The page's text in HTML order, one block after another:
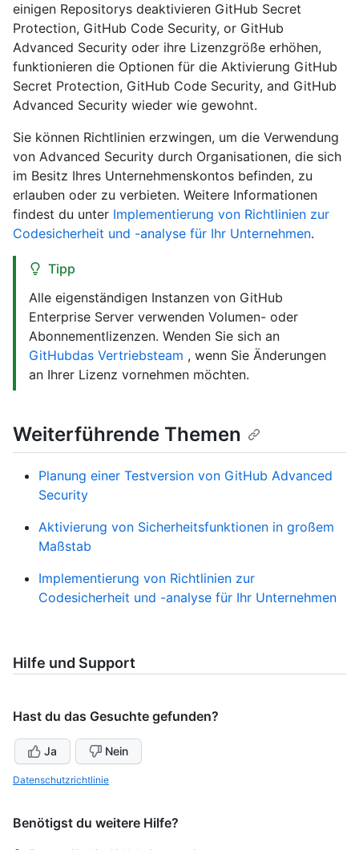
einigen Repositorys deaktivieren GitHub Secret
Protection, GitHub Code Security, or GitHub
Advanced Security oder ihre Lizenzgröße erhöhen,
funktionieren die Optionen für die Aktivierung GitHub
Secret Protection, GitHub Code Security, and GitHub
Advanced Security wieder wie gewohnt.
Sie können Richtlinien erzwingen, um die Verwendung
von Advanced Security durch Organisationen, die sich
im Besitz Ihres Unternehmenskontos befinden, zu
erlauben oder zu verbieten. Weitere Informationen
findest du unter Implementierung von Richtlinien zur
Codesicherheit und -analyse für Ihr Unternehmen.
Tipp
Alle eigenständigen Instanzen von GitHub
Enterprise Server verwenden Volumen- oder
Abonnementlizenzen. Wenden Sie sich an
GitHubdas Vertriebsteam , wenn Sie Änderungen
an Ihrer Lizenz vornehmen möchten.
Weiterführende Themen
Planung einer Testversion von GitHub Advanced
Security
Aktivierung von Sicherheitsfunktionen in großem
Maßstab
Implementierung von Richtlinien zur
Codesicherheit und -analyse für Ihr Unternehmen
Hilfe und Support
Hast du das Gesuchte gefunden?
Ja Nein
Datenschutzrichtlinie
Benötigst du weitere Hilfe?